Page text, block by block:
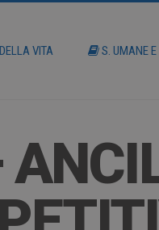
VITA S. UMANE